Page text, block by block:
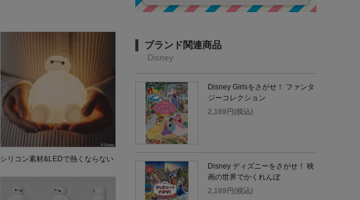
シリコン素材&LEDで熱くならない
ブランド関連商品
Disney
Disney Girlsをさがせ！ ファンタ
ジーコレクション
2,189円(税込)
Disney ディズニーをさがせ！ 映
画の世界でかくれんぼ
2,189円(税込)